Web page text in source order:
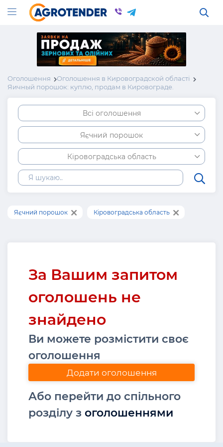
Оголошення
Оголошення в Кировоградской області
Яичный порошок: куплю, продам в Кировограде.
Всі оголошення
Яєчний порошок
Кіровоградська область
Яєчний порошок Кіровоградська область
За Вашим запитом
оголошень не
знайдено
Ви можете розмістити своє
оголошення
Додати оголошення
Або перейти до спільного
розділу з оголошеннями